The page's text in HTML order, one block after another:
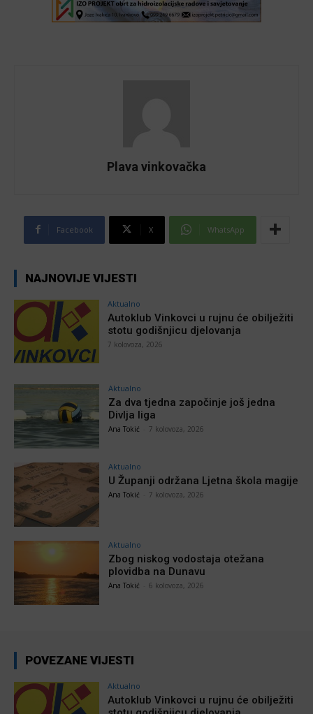
Plava vinkovačka
Facebook X WhatsApp
NAJNOVIJE VIJESTI
Aktualno
Autoklub Vinkovci u rujnu će obilježiti
stotu godišnjicu djelovanja
7 kolovoza, 2026
Aktualno
Za dva tjedna započinje još jedna
Divlja liga
Ana Tokić 7 kolovoza, 2026
Aktualno
U Županji održana Ljetna škola magije
Ana Tokić 7 kolovoza, 2026
Aktualno
Zbog niskog vodostaja otežana
plovidba na Dunavu
Ana Tokić 6 kolovoza, 2026
POVEZANE VIJESTI
Aktualno
Autoklub Vinkovci u rujnu će obilježiti